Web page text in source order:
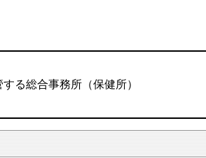
る総合事務所（保健所）